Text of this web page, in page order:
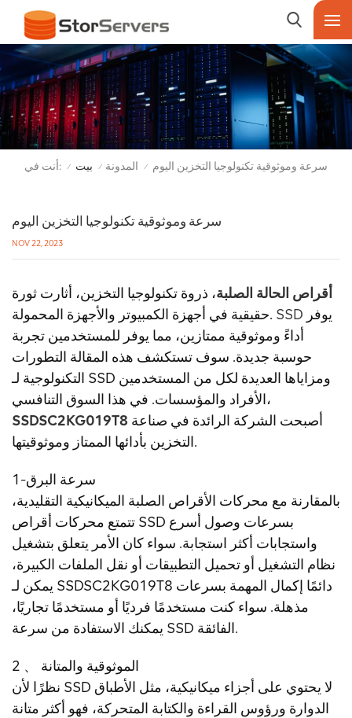
أنت في: / بيت / المدونة / سرعة وموثوقية تكنولوجيا التخزين اليوم
سرعة وموثوقية تكنولوجيا التخزين اليوم
NOV 22, 2023
أقراص الحالة الصلبة، ذروة تكنولوجيا التخزين، أثارت ثورة
حقيقية في أجهزة الكمبيوتر والأجهزة المحمولة. SSD
أداءً وموثوقية ممتازين، مما يوفر للمستخدمين تجربة
حوسبة جديدة. سوف تستكشف هذه المقالة التطورات
التكنولوجية لـ SSD ومزاياها العديدة لكل من المستخدمين
الأفراد والمؤسسات. في هذا السوق التنافسي،
SSDSC2KG019T8
التخزين بأدائها الممتاز وموثوقيتها.
1-سرعة البرق
بالمقارنة مع محركات الأقراص الصلبة الميكانيكية التقليدية،
تتمتع محركات أقراص SSD بسرعات وصول أسرع
واستجابات أكثر استجابة. سواء كان الأمر يتعلق بتشغيل
نظام التشغيل أو تحميل التطبيقات أو نقل الملفات الكبيرة،
يمكن لـ SSDSC2KG019T8 دائمًا إكمال المهمة بسرعات
مذهلة. سواء كنت مستخدمًا فرديًا أو مستخدمًا تجاريًا،
يمكنك الاستفادة من سرعة SSD الفائقة.
2 、 الموثوقية والمتانة
نظرًا لأن SSD لا يحتوي على أجزاء ميكانيكية، مثل الأطباق
الدوارة ورؤوس القراءة والكتابة المتحركة، فهو أكثر متانة